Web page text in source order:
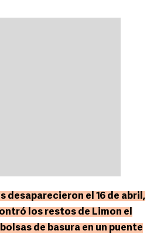
desaparecieron el 16 de abril,
los restos de Limon el
de basura en un puente